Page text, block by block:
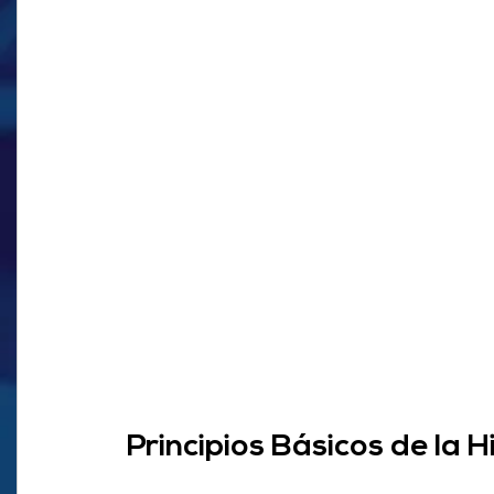
Principios Básicos de la